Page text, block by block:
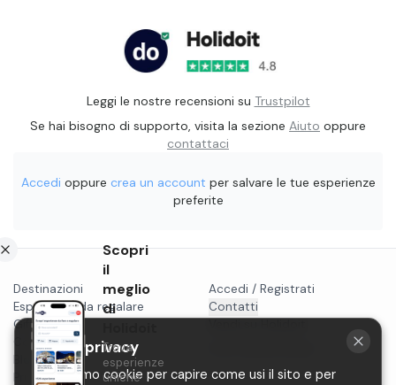
Leggi le nostre recensioni su Trustpilot
Se hai bisogno di supporto, visita la sezione Aiuto oppure
contattaci
Accedi oppure crea un account per salvare le tue esperienze
preferite
Destinazioni
Esperienze da regalare
Gift card
Cosa fare a...
Blog
Privacy
Accedi / Registrati
Contatti
Scopri
il
meglio
di
Trova
esperienze
uniche
La tua privacy
Utilizziamo cookie per capire come usi il sito e per